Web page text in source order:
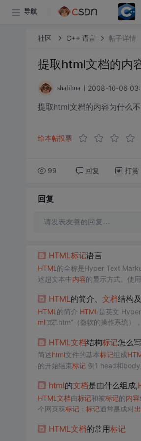
导航
社区 C++ 语言 帖子详情
提取html文档的内
shalihua 2008-10-06
提取html文档的内容为什么
给本帖投票
99 回复 打赏
回复
请发表友善的回复…
HTML标记语言
HTML 的全称是Hyper Text
述超文本中内容的显示方式。使用
HTML的简介、 文档结构
HTML 的简介 HTML
ml”或“.htm”（微软的操作系统）
HTML文档结构标记怎么
简述html文件的基本标记组成
的开始结束标记例1 head和body
html的文档是由什么组成,
HTML 文档由标记和被标记的内容
个网页双标记： 标记通常是成对出
怎样显示或控制这些...
HTML文档的常用标记